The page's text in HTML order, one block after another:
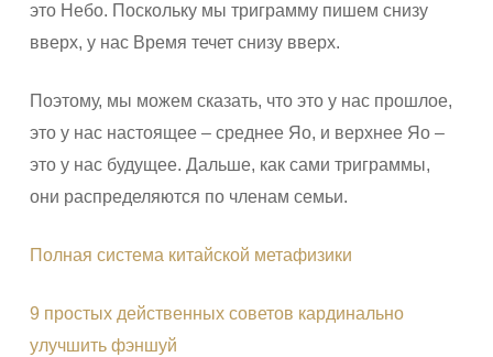
это Небо. Поскольку мы триграмму пишем снизу
вверх, у нас Время течет снизу вверх.
Поэтому, мы можем сказать, что это у нас прошлое,
это у нас настоящее – среднее Яо, и верхнее Яо –
это у нас будущее. Дальше, как сами триграммы,
они распределяются по членам семьи.
Полная система китайской метафизики
9 простых действенных советов кардинально
улучшить фэншуй